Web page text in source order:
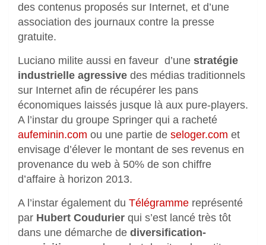
des contenus proposés sur Internet, et d’une
association des journaux contre la presse
gratuite.
Luciano milite aussi en faveur d’une stratégie
industrielle agressive des médias traditionnels
sur Internet afin de récupérer les pans
économiques laissés jusque là aux pure-players.
A l’instar du groupe Springer qui a racheté
aufeminin.com ou une partie de seloger.com et
envisage d’élever le montant de ses revenus en
provenance du web à 50% de son chiffre
d’affaire à horizon 2013.
A l’instar également du Télégramme représenté
par Hubert Coudurier qui s’est lancé très tôt
dans une démarche de diversification-